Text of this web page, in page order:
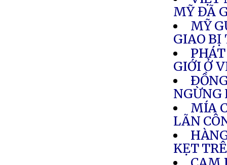
MỸ ĐÃ
MỸ
GIAO BỊ
GIỚI Ở
NGỪNG
MÍA
LÃN
KẸT